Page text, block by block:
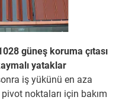
güneş koruma çıtası
yataklar
iş yükünü en aza
noktaları için bakım